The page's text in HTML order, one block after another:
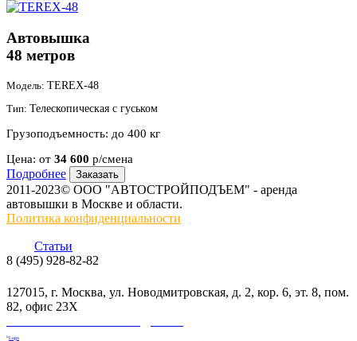
Автовышка
48 метров
Модель: TEREX-48
Тип: Телескопическая с гуськом
Грузоподъемность: до 400 кг
Цена: от 34 600 р/смена
Подробнее Заказать
2011-2023© ООО "АВТОСТРОЙПОДЪЕМ" - аренда
автовышки в Москве и области.
Политика конфиденциальности
Статьи
8 (495) 928-82-82
127015, г. Москва, ул. Новодмитровская, д. 2, кор. 6, эт. 8, пом.
82, офис 23Х